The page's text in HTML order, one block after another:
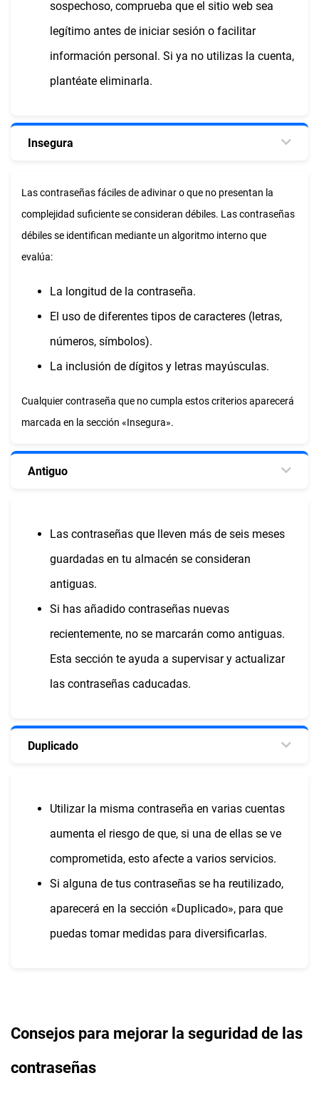
sospechoso, comprueba que el sitio web sea
legítimo antes de iniciar sesión o facilitar
información personal. Si ya no utilizas la cuenta,
plantéate eliminarla.
Insegura
Las contraseñas fáciles de adivinar o que no presentan la
complejidad suficiente se consideran débiles. Las contraseñas
débiles se identifican mediante un algoritmo interno que
evalúa:
La longitud de la contraseña.
El uso de diferentes tipos de caracteres (letras,
números, símbolos).
La inclusión de dígitos y letras mayúsculas.
Cualquier contraseña que no cumpla estos criterios aparecerá
marcada en la sección «Insegura».
Antiguo
Las contraseñas que lleven más de seis meses
guardadas en tu almacén se consideran
antiguas.
Si has añadido contraseñas nuevas
recientemente, no se marcarán como antiguas.
Esta sección te ayuda a supervisar y actualizar
las contraseñas caducadas.
Duplicado
Utilizar la misma contraseña en varias cuentas
aumenta el riesgo de que, si una de ellas se ve
comprometida, esto afecte a varios servicios.
Si alguna de tus contraseñas se ha reutilizado,
aparecerá en la sección «Duplicado», para que
puedas tomar medidas para diversificarlas.
Consejos para mejorar la seguridad de las
contraseñas